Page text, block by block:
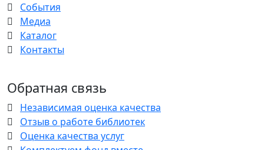
События
Медиа
Каталог
Контакты
Обратная связь
Независимая оценка качества
Отзыв о работе библиотек
Оценка качества услуг